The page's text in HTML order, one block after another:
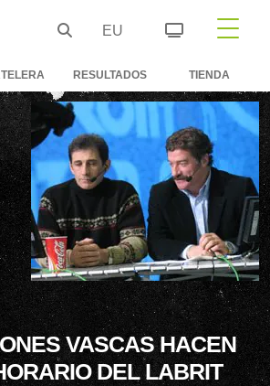
EU
RESULTADOS TIENDA
VASCAS HACEN
DEL LABRIT